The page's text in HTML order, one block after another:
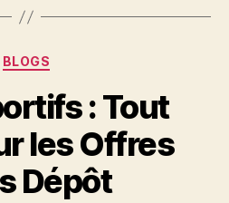
Categories
BLOGS
: Tout
les Offres
Dépôt